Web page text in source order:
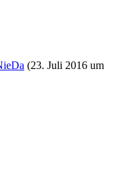
(23. Juli 2016 um